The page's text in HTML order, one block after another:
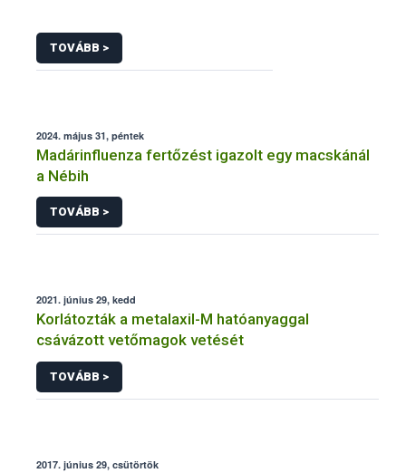
TOVÁBB >
2024. május 31, péntek
Madárinfluenza fertőzést igazolt egy macskánál
a Nébih
TOVÁBB >
2021. június 29, kedd
Korlátozták a metalaxil-M hatóanyaggal
csávázott vetőmagok vetését
TOVÁBB >
2017. június 29, csütörtök